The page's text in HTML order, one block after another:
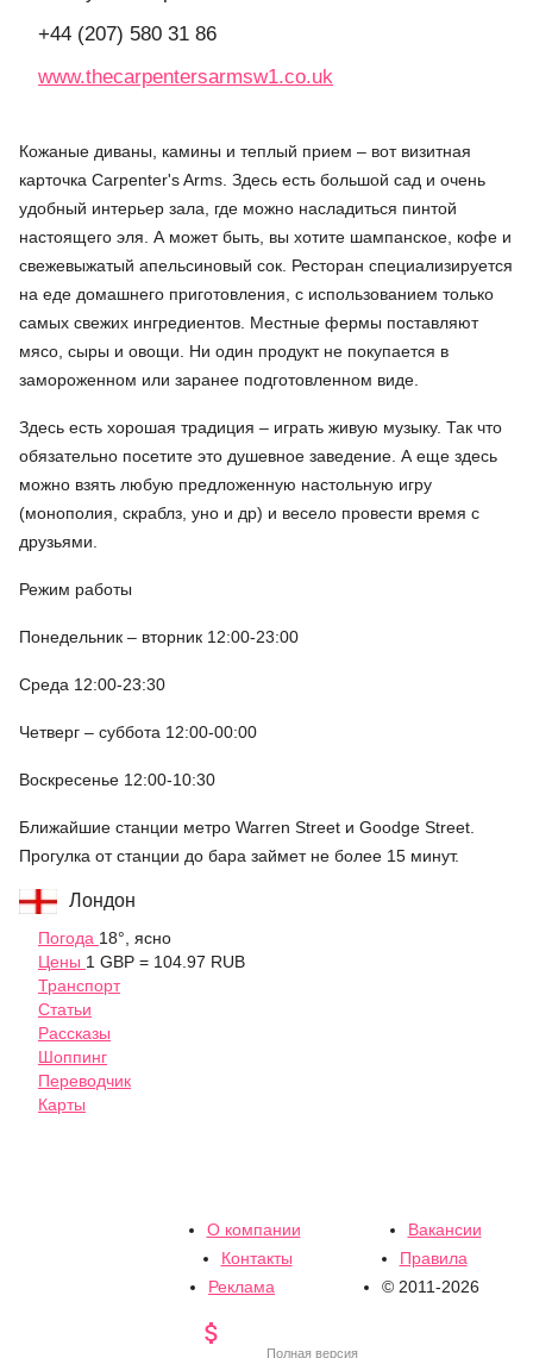
+44 (207) 580 31 86
www.thecarpentersarmsw1.co.uk
Кожаные диваны, камины и теплый прием – вот визитная
карточка Carpenter's Arms. Здесь есть большой сад и очень
удобный интерьер зала, где можно насладиться пинтой
настоящего эля. А может быть, вы хотите шампанское, кофе и
свежевыжатый апельсиновый сок. Ресторан специализируется
на еде домашнего приготовления, с использованием только
самых свежих ингредиентов. Местные фермы поставляют
мясо, сыры и овощи. Ни один продукт не покупается в
замороженном или заранее подготовленном виде.
Здесь есть хорошая традиция – играть живую музыку. Так что
обязательно посетите это душевное заведение. А еще здесь
можно взять любую предложенную настольную игру
(монополия, скраблз, уно и др) и весело провести время с
друзьями.
Режим работы
Понедельник – вторник 12:00-23:00
Среда 12:00-23:30
Четверг – суббота 12:00-00:00
Воскресенье 12:00-10:30
Ближайшие станции метро Warren Street и Goodge Street.
Прогулка от станции до бара займет не более 15 минут.
Лондон
Погода 18°, ясно
Цены 1 GBP = 104.97 RUB
Транспорт
Статьи
Рассказы
Шоппинг
Переводчик
Карты
О компании
Вакансии
Контакты
Правила
Реклама
© 2011-2026

Полная версия